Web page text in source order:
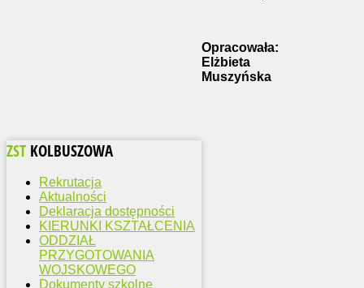
Opracowała:
Elżbieta
Muszyńska
ZST KOLBUSZOWA
Rekrutacja
Aktualności
Deklaracja dostępności
KIERUNKI KSZTAŁCENIA
ODDZIAŁ
PRZYGOTOWANIA
WOJSKOWEGO
Dokumenty szkolne